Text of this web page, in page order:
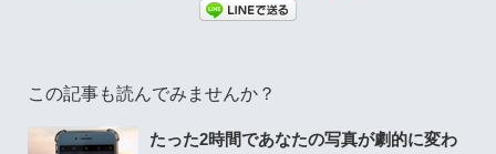
この記事も読んでみませんか？
たった2時間であなたの写真が劇的に変わ